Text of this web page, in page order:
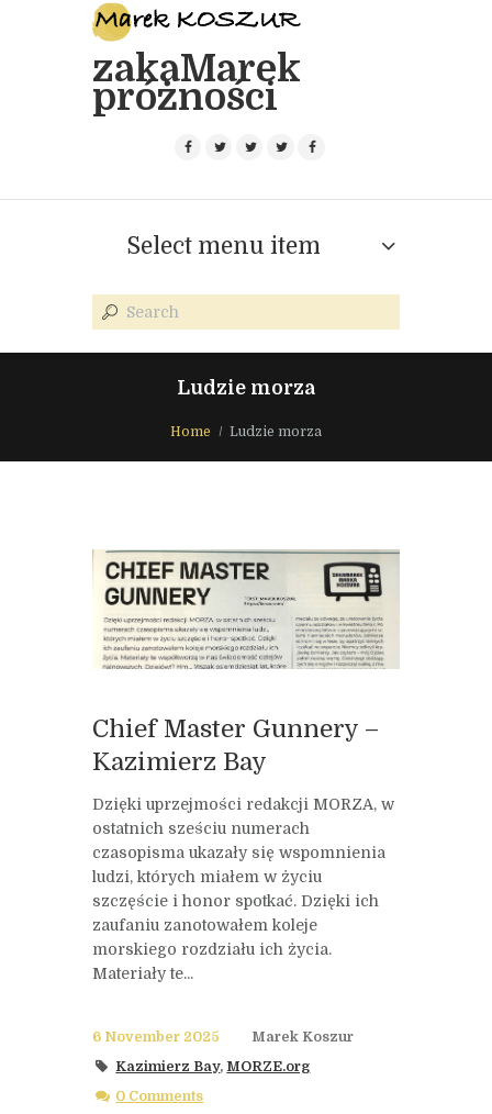
zakaMarek
próżności
Select menu item
Ludzie morza
Home Ludzie morza
Chief Master Gunnery –
Kazimierz Bay
Dzięki uprzejmości redakcji MORZA, w
ostatnich sześciu numerach
czasopisma ukazały się wspomnienia
ludzi, których miałem w życiu
szczęście i honor spotkać. Dzięki ich
zaufaniu zanotowałem koleje
morskiego rozdziału ich życia.
Materiały te...
6 November 2025
Marek Koszur
Kazimierz Bay, MORZE.org
0 Comments